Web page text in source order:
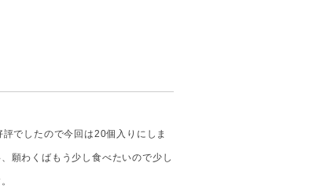
でしたので今回は20個入りにしま
願わくばもう少し食べたいので少し